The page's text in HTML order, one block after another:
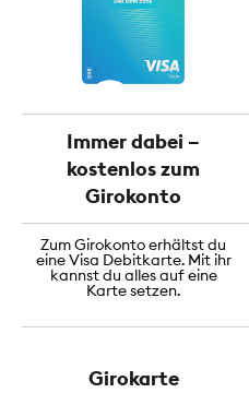
Immer dabei –
kostenlos zum
Girokonto
Zum Girokonto erhältst du
eine Visa Debitkarte. Mit ihr
kannst du alles auf eine
Karte setzen.
Girokarte